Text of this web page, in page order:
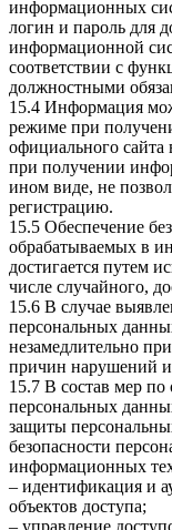
информационных
логин и пароль для
информационной
соответствии с
должностными
15.4 Информация
режиме при
официального сайта
при получении
ином виде, не
регистрацию.
15.5 Обеспечение
обрабатываемых в
достигается путем
числе случайного,
15.6 В случае
персональных
незамедлительно
причин нарушений
15.7 В состав мер по
персональных
защиты
безопасности
информационных
– идентификация и
объектов доступа;
– управление